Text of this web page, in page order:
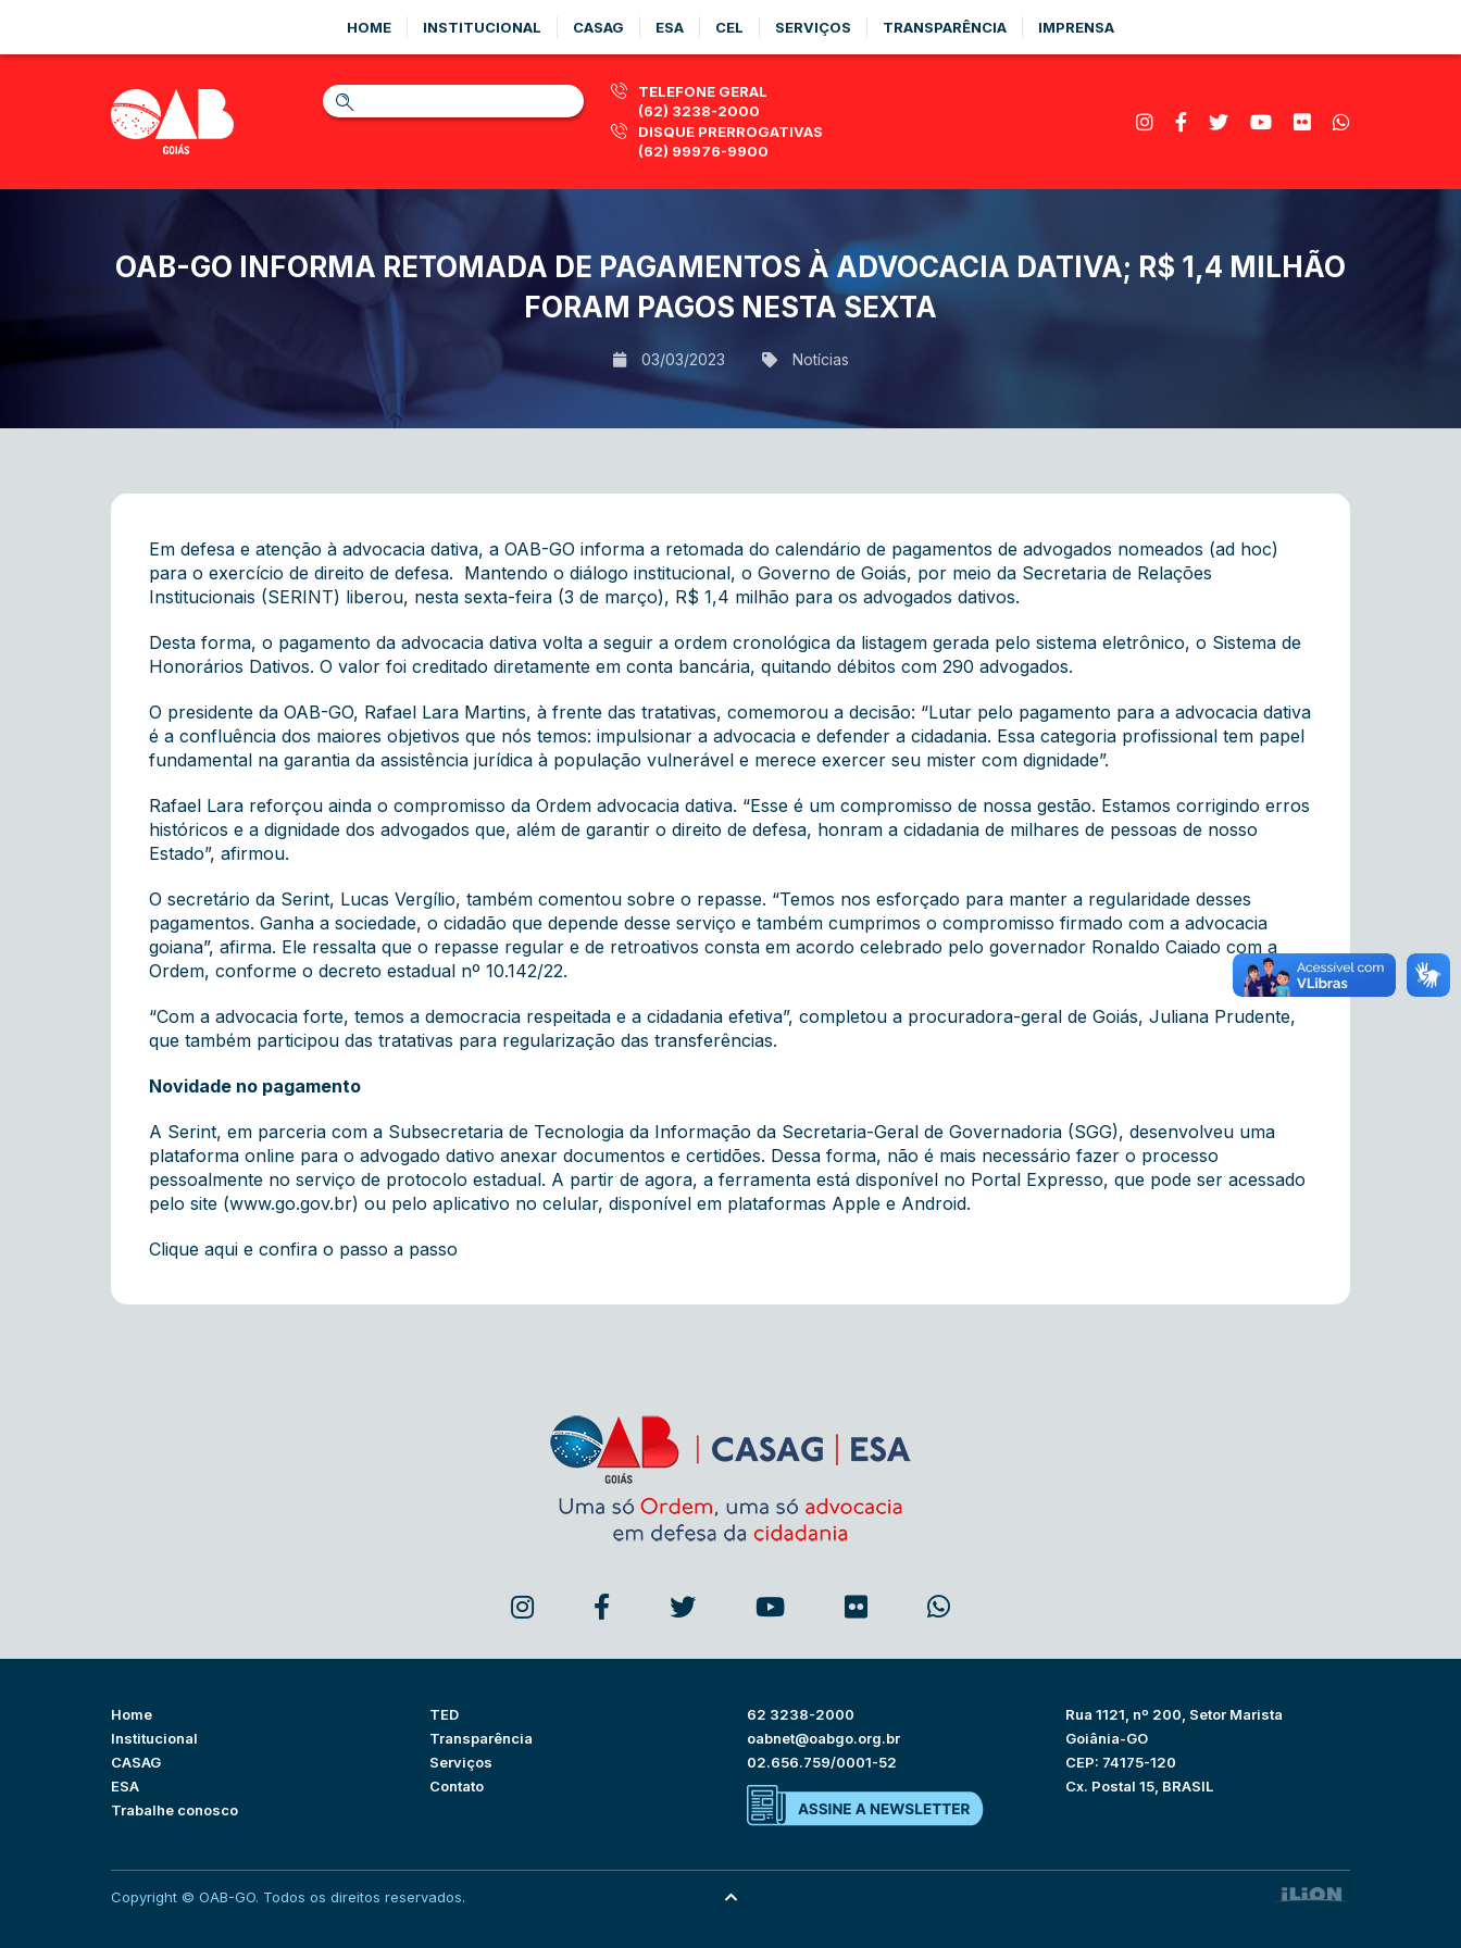
HOME INSTITUCIONAL CASAG ESA CEL SERVIÇOS TRANSPARÊNCIA IMPRENSA
TELEFONE GERAL
(62) 3238-2000
DISQUE PRERROGATIVAS
(62) 99976-9900
OAB-GO INFORMA RETOMADA DE PAGAMENTOS À ADVOCACIA DATIVA; R$ 1,4 MILHÃO
FORAM PAGOS NESTA SEXTA
03/03/2023 Notícias
Em defesa e atenção à advocacia dativa, a OAB-GO informa a retomada do calendário de pagamentos de advogados nomeados (ad hoc)
para o exercício de direito de defesa. Mantendo o diálogo institucional, o Governo de Goiás, por meio da Secretaria de Relações
Institucionais (SERINT) liberou, nesta sexta-feira (3 de março), R$ 1,4 milhão para os advogados dativos.
Desta forma, o pagamento da advocacia dativa volta a seguir a ordem cronológica da listagem gerada pelo sistema eletrônico, o Sistema de
Honorários Dativos. O valor foi creditado diretamente em conta bancária, quitando débitos com 290 advogados.
O presidente da OAB-GO, Rafael Lara Martins, à frente das tratativas, comemorou a decisão: “Lutar pelo pagamento para a advocacia dativa
é a confluência dos maiores objetivos que nós temos: impulsionar a advocacia e defender a cidadania. Essa categoria profissional tem papel
fundamental na garantia da assistência jurídica à população vulnerável e merece exercer seu mister com dignidade”.
Rafael Lara reforçou ainda o compromisso da Ordem advocacia dativa. “Esse é um compromisso de nossa gestão. Estamos corrigindo erros
históricos e a dignidade dos advogados que, além de garantir o direito de defesa, honram a cidadania de milhares de pessoas de nosso
Estado”, afirmou.
O secretário da Serint, Lucas Vergílio, também comentou sobre o repasse. “Temos nos esforçado para manter a regularidade desses
pagamentos. Ganha a sociedade, o cidadão que depende desse serviço e também cumprimos o compromisso firmado com a advocacia
goiana”, afirma. Ele ressalta que o repasse regular e de retroativos consta em acordo celebrado pelo governador Ronaldo Caiado com a
Ordem, conforme o decreto estadual nº 10.142/22.
“Com a advocacia forte, temos a democracia respeitada e a cidadania efetiva”, completou a procuradora-geral de Goiás, Juliana Prudente,
que também participou das tratativas para regularização das transferências.
Novidade no pagamento
A Serint, em parceria com a Subsecretaria de Tecnologia da Informação da Secretaria-Geral de Governadoria (SGG), desenvolveu uma
plataforma online para o advogado dativo anexar documentos e certidões. Dessa forma, não é mais necessário fazer o processo
pessoalmente no serviço de protocolo estadual. A partir de agora, a ferramenta está disponível no Portal Expresso, que pode ser acessado
pelo site (www.go.gov.br) ou pelo aplicativo no celular, disponível em plataformas Apple e Android.
Clique aqui e confira o passo a passo
Home
Institucional
CASAG
ESA
Trabalhe conosco
TED
Transparência
Serviços
Contato
62 3238-2000
oabnet@oabgo.org.br
02.656.759/0001-52
Rua 1121, nº 200, Setor Marista
Goiânia-GO
CEP: 74175-120
Cx. Postal 15, BRASIL
Copyright © OAB-GO. Todos os direitos reservados.